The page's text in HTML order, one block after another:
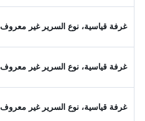
غرفة قياسية، نوع السرير غير معروف
غرفة قياسية، نوع السرير غير معروف
غرفة قياسية، نوع السرير غير معروف